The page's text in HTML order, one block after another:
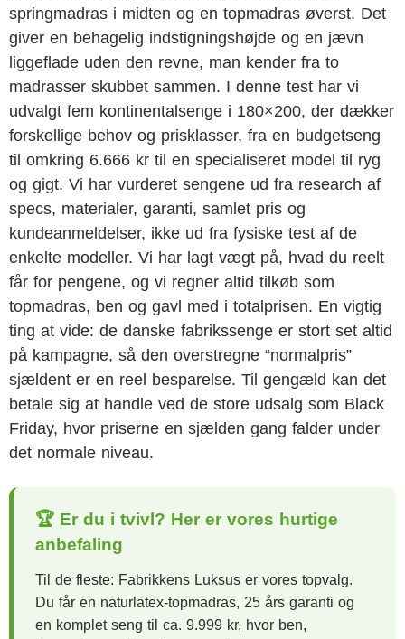
springmadras i midten og en topmadras øverst. Det
giver en behagelig indstigningshøjde og en jævn
liggeflade uden den revne, man kender fra to
madrasser skubbet sammen. I denne test har vi
udvalgt fem kontinentalsenge i 180×200, der dækker
forskellige behov og prisklasser, fra en budgetseng
til omkring 6.666 kr til en specialiseret model til ryg
og gigt. Vi har vurderet sengene ud fra research af
specs, materialer, garanti, samlet pris og
kundeanmeldelser, ikke ud fra fysiske test af de
enkelte modeller. Vi har lagt vægt på, hvad du reelt
får for pengene, og vi regner altid tilkøb som
topmadras, ben og gavl med i totalprisen. En vigtig
ting at vide: de danske fabrikssenge er stort set altid
på kampagne, så den overstregne “normalpris”
sjældent er en reel besparelse. Til gengæld kan det
betale sig at handle ved de store udsalg som Black
Friday, hvor priserne en sjælden gang falder under
det normale niveau.
🏆 Er du i tvivl? Her er vores hurtige
anbefaling
Til de fleste: Fabrikkens Luksus er vores topvalg.
Du får en naturlatex-topmadras, 25 års garanti og
en komplet seng til ca. 9.999 kr, hvor ben,